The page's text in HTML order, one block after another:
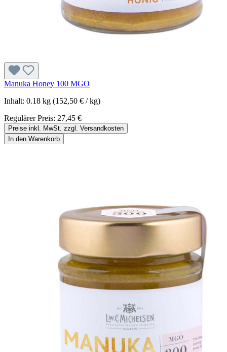
Manuka Honey 100 MGO
Inhalt: 0.18 kg (152,50 € / kg)
Regulärer Preis: 27,45 €
Preise inkl. MwSt. zzgl. Versandkosten
In den Warenkorb